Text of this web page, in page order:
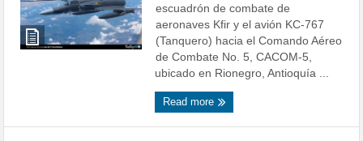
escuadrón de combate de
aeronaves Kfir y el avión KC-767
(Tanquero) hacia el Comando Aéreo
de Combate No. 5, CACOM-5,
ubicado en Rionegro, Antioquía ...
Read more